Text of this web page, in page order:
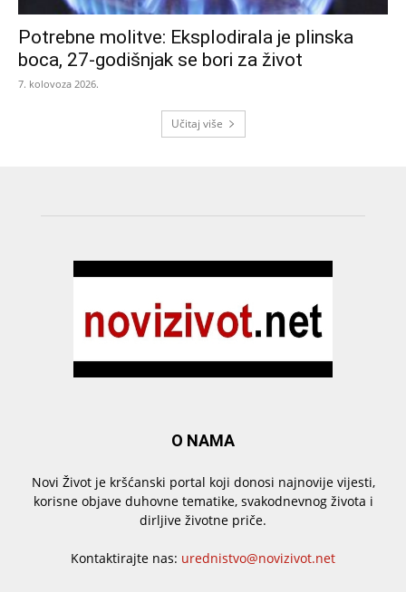
Potrebne molitve: Eksplodirala je plinska
boca, 27-godišnjak se bori za život
7. kolovoza 2026.
Učitaj više
O NAMA
Novi Život je kršćanski portal koji donosi najnovije vijesti,
korisne objave duhovne tematike, svakodnevnog života i
dirljive životne priče.
Kontaktirajte nas: urednistvo@novizivot.net